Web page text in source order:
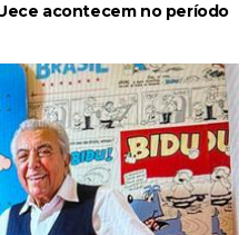
acontecem no período